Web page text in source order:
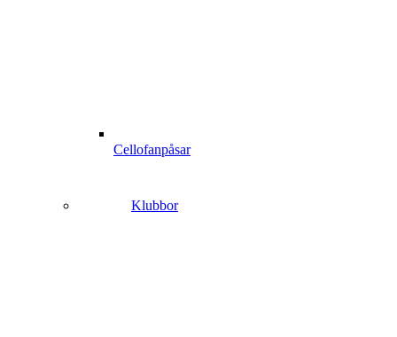
Cellofanpåsar
Klubbor